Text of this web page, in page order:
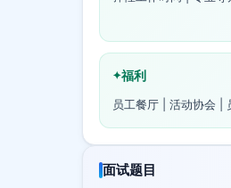
福利
员工餐厅 | 活动协会 |
面试题目